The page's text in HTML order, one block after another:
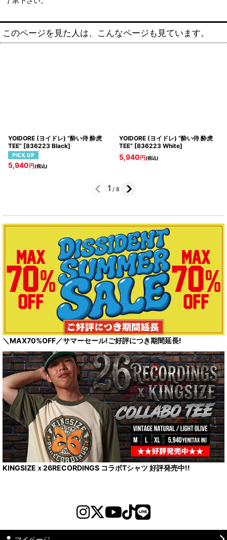
このページを見た人は、こんなページも見ています。
YOIDORE (ヨイドレ) “酔い侍 酔虎
TEE” [836223 Black]
5,940 円(税込)
YOIDORE (ヨイドレ) “酔い侍 酔虎
TEE” [836223 White]
5,940 円(税込)
1 / 8
＼MAX70%OFF／サマーセール!ご好評につき期間延長!
KINGSIZEｘ26RECORDINGS コラボTシャツ 好評発売中!!